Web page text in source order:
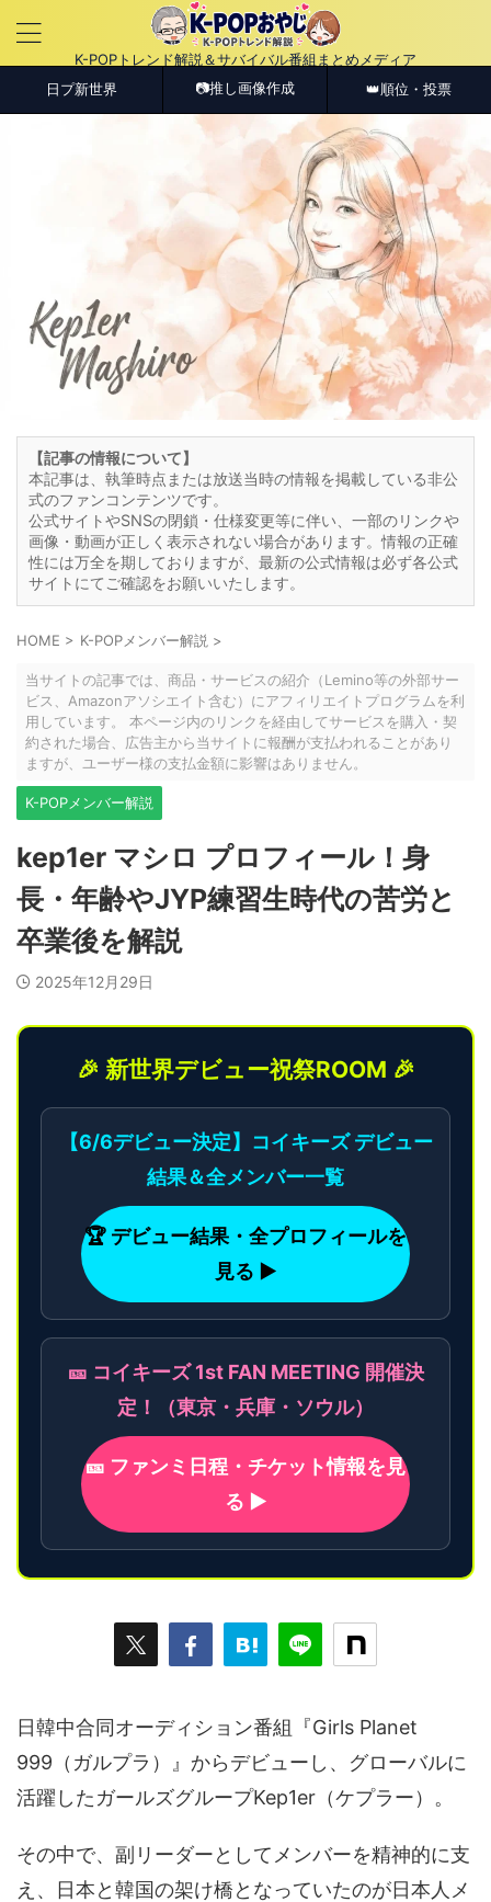
K-POPトレンド解説＆サバイバル番組まとめメディア
日プ新世界 📷推し画像作成 👑順位・投票
【記事の情報について】
本記事は、執筆時点または放送当時の情報を掲載している非公
式のファンコンテンツです。
公式サイトやSNSの閉鎖・仕様変更等に伴い、一部のリンクや
画像・動画が正しく表示されない場合があります。情報の正確
性には万全を期しておりますが、最新の公式情報は必ず各公式
サイトにてご確認をお願いいたします。
HOME > K-POPメンバー解説 >
当サイトの記事では、商品・サービスの紹介（Lemino等の外部サー
ビス、Amazonアソシエイト含む）にアフィリエイトプログラムを利
用しています。 本ページ内のリンクを経由してサービスを購入・契
約された場合、広告主から当サイトに報酬が支払われることがあり
ますが、ユーザー様の支払金額に影響はありません。
K-POPメンバー解説
kep1er マシロ プロフィール！身
長・年齢やJYP練習生時代の苦労と
卒業後を解説
2025年12月29日
🎉 新世界デビュー祝祭ROOM 🎉
【6/6デビュー決定】コイキーズ デビュー
結果＆全メンバー一覧
🏆 デビュー結果・全プロフィールを
見る ▶
🎫 コイキーズ 1st FAN MEETING 開催決
定！（東京・兵庫・ソウル）
🎫 ファンミ日程・チケット情報を見
る ▶
日韓中合同オーディション番組『Girls Planet
999（ガルプラ）』からデビューし、グローバルに
活躍したガールズグループKep1er（ケプラー）。
その中で、副リーダーとしてメンバーを精神的に支
え、日本と韓国の架け橋となっていたのが日本人メ